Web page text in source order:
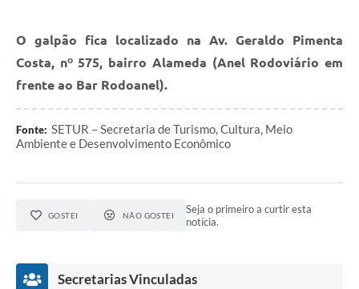
O galpão fica localizado na Av. Geraldo Pimenta
Costa, nº 575, bairro Alameda (Anel Rodoviário em
frente ao Bar Rodoanel).
Fonte: SETUR – Secretaria de Turismo, Cultura, Meio
Ambiente e Desenvolvimento Econômico
GOSTEI NÃO GOSTEI
Seja o primeiro a curtir esta
notícia.
Secretarias Vinculadas